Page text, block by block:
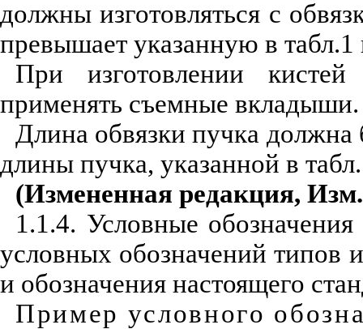
должны изготовляться с
превышает указанную в
При изготовлении
применять съемные вкладыши.
Длина обвязки пучка
длины пучка, указанной в
(Измененная редакция,
1.1.4. Условные
условных обозначений типов
и обозначения настоящего
Пример условного